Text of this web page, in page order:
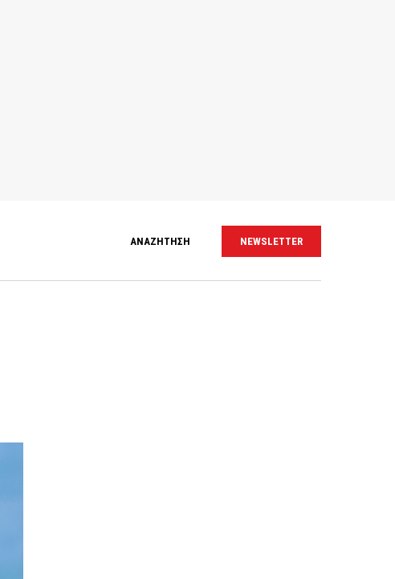
ΑΝΑΖΗΤΗΣΗ NEWSLETTER